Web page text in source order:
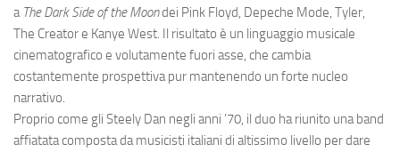
a The Dark Side of the Moondei Pink Floyd, Depeche Mode, Tyler,
The Creator e Kanye West. Il risultato è un linguaggio musicale
cinematografico e volutamente fuori asse, che cambia
costantemente prospettiva pur mantenendo un forte nucleo
narrativo.
Proprio come gli Steely Dan negli anni ’70, il duo ha riunito una band
affiatata composta da musicisti italiani di altissimo livello per dare